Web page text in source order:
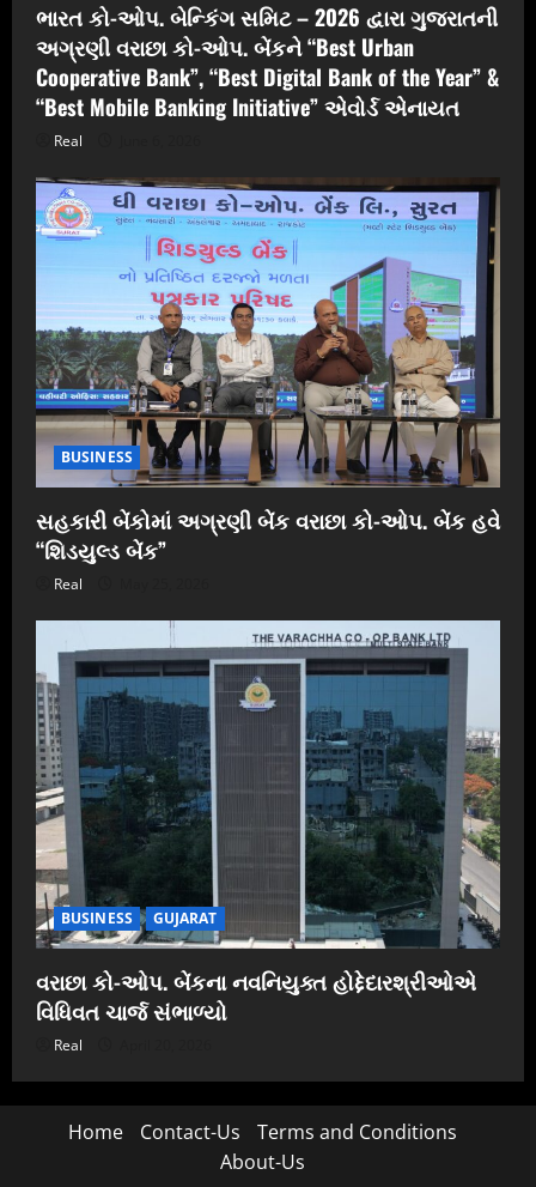
ભારત કો-ઓપ. બેન્કિંગ સમિટ – 2026 દ્વારા ગુજરાતની
અગ્રણી વરાછા કો-ઓપ. બેંકને “Best Urban
Cooperative Bank”, “Best Digital Bank of the Year” &
“Best Mobile Banking Initiative” એવોર્ડ એનાયત
Real
BUSINESS
સહકારી બેંકોમાં અગ્રણી બેંક વરાછા કો-ઓપ. બેંક હવે
“શિડયુલ્ડ બેંક”
Real
BUSINESS GUJARAT
વરાછા કો-ઓપ. બેંકના નવનિયુક્ત હોદ્દેદારશ્રીઓએ
વિધિવત ચાર્જ સંભાળ્યો
Real
Home Contact-Us
Terms and Conditions
About-Us